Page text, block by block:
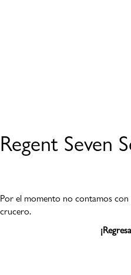
Regent Seven
Por el momento no contamos
crucero.